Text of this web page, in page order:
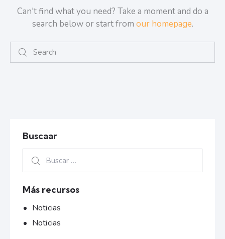
Can't find what you need? Take a moment and do a
search below or start from our homepage.
Buscaar
Más recursos
Noticias
Noticias